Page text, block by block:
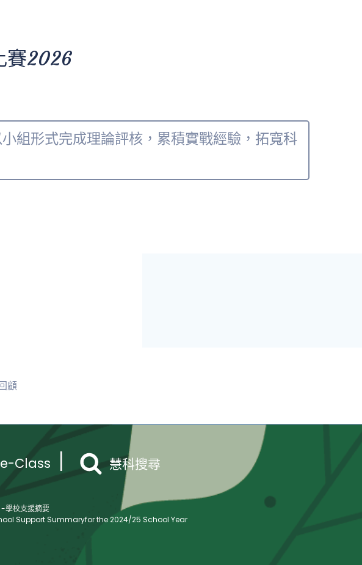
賽2026
組形式完成理論評核，累積實戰經驗，拓寬科
顧
e-Class 慧科搜尋
學校支援摘要
Support Summaryfor the 2024/25 School Year